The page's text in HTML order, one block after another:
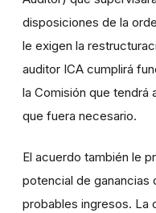
disposiciones de la
le exigen la
auditor ICA cumplirá
la Comisión que tendrá
que fuera necesario.
El acuerdo también le
potencial de ganancias
probables ingresos. La